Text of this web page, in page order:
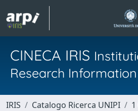
CINECA IRIS
Research
IRIS Catalogo Ricerca UNIPI